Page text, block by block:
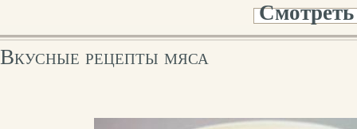
Вкусные рецепты мяса